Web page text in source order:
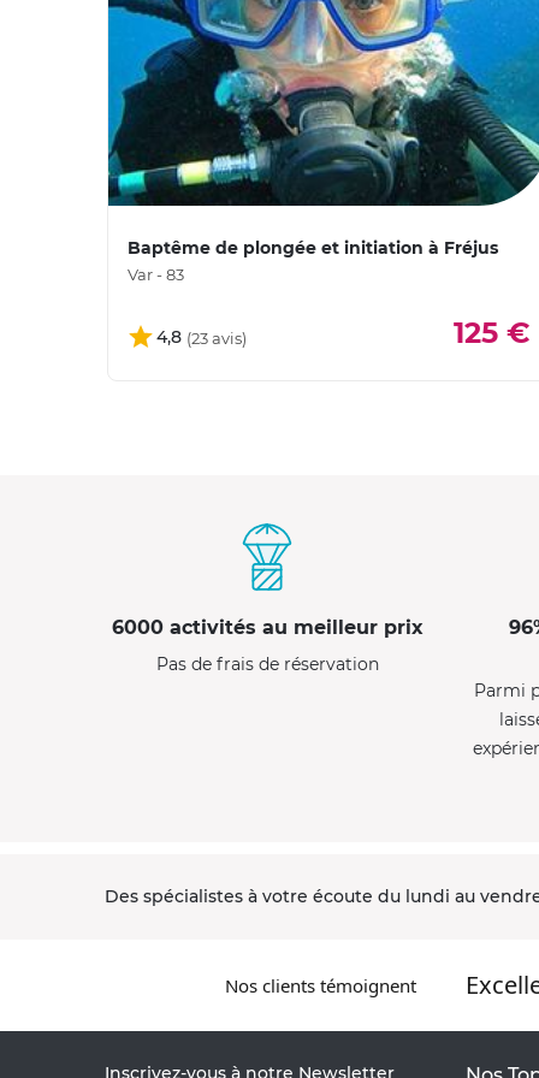
Baptême de plongée et initiation à Fréjus
Var - 83
4,8 125 €
6000 activités au meilleur prix
Pas de frais de réservation
Parmi
Des spécialistes à votre écoute du lundi au
Nos clients témoignent
Inscrivez-vous à notre Newsletter